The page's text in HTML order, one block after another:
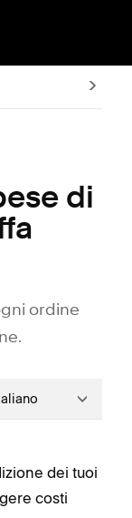
di
ordine
dei tuoi
costi